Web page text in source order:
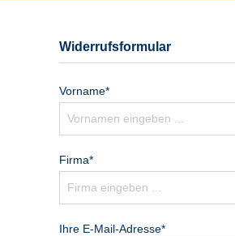
Widerrufsformular
Vorname*
Firma*
Ihre E-Mail-Adresse*